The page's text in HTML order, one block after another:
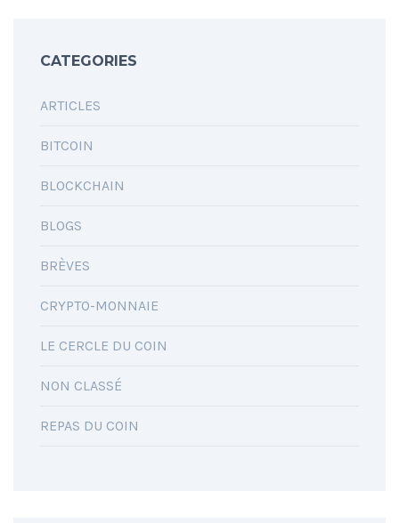
CATEGORIES
ARTICLES
BITCOIN
BLOCKCHAIN
BLOGS
BRÈVES
CRYPTO-MONNAIE
LE CERCLE DU COIN
NON CLASSÉ
REPAS DU COIN